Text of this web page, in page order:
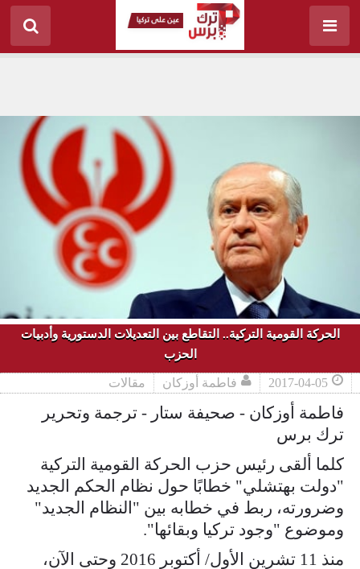
الحركة القومية التركية.. التقاطع بين التعديلات الدستورية وأدبيات
الحزب
2017-04-05 فاطمة أوزكان مقالات
فاطمة أوزكان - صحيفة ستار - ترجمة وتحرير
ترك برس
كلما ألقى رئيس حزب الحركة القومية التركية
"دولت بهتشلي" خطابًا حول نظام الحكم الجديد
وضرورته، ربط في خطابه بين "النظام الجديد"
وموضوع "وجود تركيا وبقائها".
منذ 11 تشرين الأول/ أكتوبر 2016 وحتى الآن،